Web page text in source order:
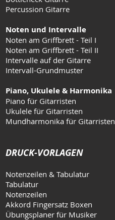
Percussion Gitarre
Noten und Intervalle
Noten am Griffbrett - Teil I
Noten am Griffbrett - Teil II
Intervalle auf der Gitarre
Intervall-Grundmuster
Piano, Ukulele & Harmonika
Piano für Gitarristen
Ukulele für Gitarristen
Mundharmonika für Gitarristen
DRUCK-VORLAGEN
Notenzeilen & Tabulatur
Tabulatur
Notenzeilen
Akkord Fingersatz Boxen
Übungsplaner für Musiker